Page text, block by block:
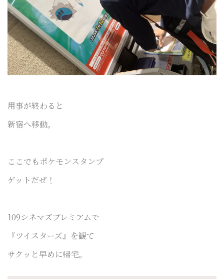
用事が終わると
新宿へ移動。
ここでもポケモンスタンプ
ゲットだぜ！
109シネマズプレミアムで
『ツイスターズ』を観て
サクッと早めに帰宅。